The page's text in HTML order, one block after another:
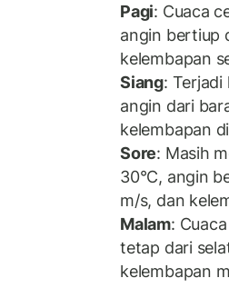
Pagi: Cuaca
angin bertiup
kelembapan
Siang: Terjadi
angin dari
kelembapan
Sore: Masih
30°C, angin
m/s, dan
Malam:
tetap dari
kelembapan